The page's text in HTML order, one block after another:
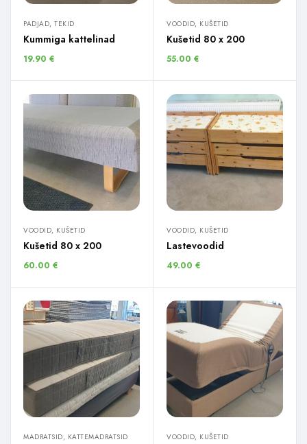
PADJAD, TEKID
Kummiga kattelinad
19.90 €
VOODID, KUŠETID
Kušetid 80 x 200
55.00 €
VOODID, KUŠETID
Kušetid 80 x 200
60.00 €
VOODID, KUŠETID
Lastevoodid
49.00 €
MADRATSID, KATTEMADRATSID VOODID, KUŠETID